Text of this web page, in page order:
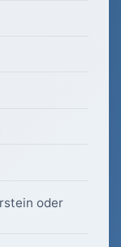
oder